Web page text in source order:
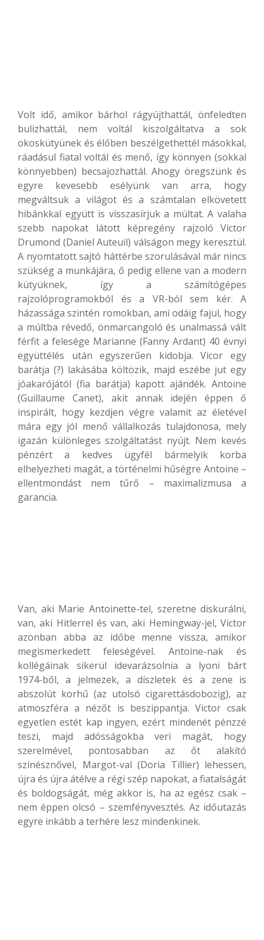
Volt idő, amikor bárhol rágyújthattál, önfeledten
bulizhattál, nem voltál kiszolgáltatva a sok
okoskütyünek és élőben beszélgethettél másokkal,
ráadásul fiatal voltál és menő, így könnyen (sokkal
könnyebben) becsajozhattál. Ahogy öregszünk és
egyre kevesebb esélyünk van arra, hogy
megváltsuk a világot és a számtalan elkövetett
hibánkkal együtt is visszasírjuk a múltat. A valaha
szebb napokat látott képregény rajzoló Victor
Drumond (Daniel Auteuil) válságon megy keresztül.
A nyomtatott sajtó háttérbe szorulásával már nincs
szükség a munkájára, ő pedig ellene van a modern
kütyüknek, így a számítógépes
rajzolóprogramokból és a VR-ból sem kér. A
házassága szintén romokban, ami odáig fajul, hogy
a múltba révedő, önmarcangoló és unalmassá vált
férfit a felesége Marianne (Fanny Ardant) 40 évnyi
együttélés után egyszerűen kidobja. Vicor egy
barátja (?) lakásába költözik, majd eszébe jut egy
jóakarójától (fia barátja) kapott ajándék. Antoine
(Guillaume Canet), akit annak idején éppen ő
inspirált, hogy kezdjen végre valamit az életével
mára egy jól menő vállalkozás tulajdonosa, mely
igazán különleges szolgáltatást nyújt. Nem kevés
pénzért a kedves ügyfél bármelyik korba
elhelyezheti magát, a történelmi hűségre Antoine –
ellentmondást nem tűrő – maximalizmusa a
garancia.
Van, aki Marie Antoinette-tel, szeretne diskurálni,
van, aki Hitlerrel és van, aki Hemingway-jel, Victor
azonban abba az időbe menne vissza, amikor
megismerkedett feleségével. Antoine-nak és
kollégáinak sikerül idevarázsolnia a lyoni bárt
1974-ből, a jelmezek, a díszletek és a zene is
abszolút korhű (az utolsó cigarettásdobozig), az
atmoszféra a nézőt is beszippantja. Victor csak
egyetlen estét kap ingyen, ezért mindenét pénzzé
teszi, majd adósságokba veri magát, hogy
szerelmével, pontosabban az őt alakító
színésznővel, Margot-val (Doria Tillier) lehessen,
újra és újra átélve a régi szép napokat, a fiatalságát
és boldogságát, még akkor is, ha az egész csak –
nem éppen olcsó – szemfényvesztés. Az időutazás
egyre inkább a terhére lesz mindenkinek.